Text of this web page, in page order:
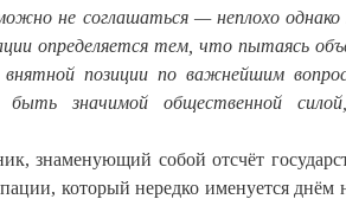
не соглашаться — неплохо
определяется тем, что пытаясь
позиции по важнейшим
значимой общественной
знаменующий собой отсчёт
который нередко именуется